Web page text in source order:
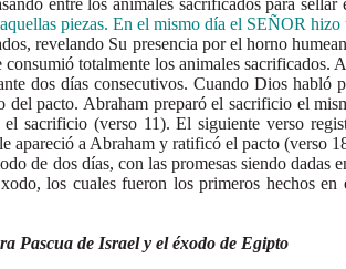
entre los animales sacrificados para sellar
piezas. En el mismo día el SEÑOR
Su presencia por el horno
totalmente los animales
días consecutivos. Cuando Dios habló
pacto. Abraham preparó el sacrificio el
el sacrificio (verso 11). El siguiente verso
apareció a Abraham y ratificó el pacto (verso
dos días, con las promesas siendo dadas
los cuales fueron los primeros hechos
Pascua de Israel y el éxodo de Egipto